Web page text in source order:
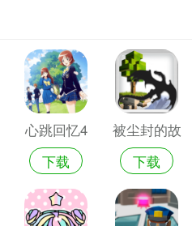
心跳回忆4
下载
被尘封的故
事汉化内购
破解版
下载